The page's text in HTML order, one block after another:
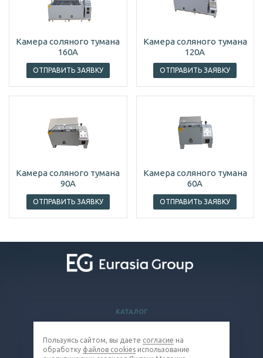
Камера соляного тумана
160А
ОТПРАВИТЬ ЗАЯВКУ
Камера соляного тумана
120А
ОТПРАВИТЬ ЗАЯВКУ
Камера соляного тумана
90А
ОТПРАВИТЬ ЗАЯВКУ
Камера соляного тумана
60А
ОТПРАВИТЬ ЗАЯВКУ
КАТАЛОГ
КОМПАНИЯ
Пользуясь сайтом, вы даете согласие на
обработку файлов cookies использование